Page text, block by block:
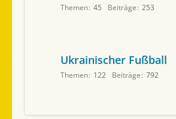
Themen 45 Beiträge 253
Ukrainischer Fußball
Themen 122 Beiträge 792